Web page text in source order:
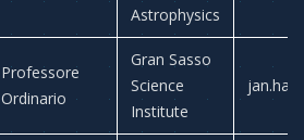
Astrophysics
Professore
Ordinario
Gran Sasso
Science
Institute